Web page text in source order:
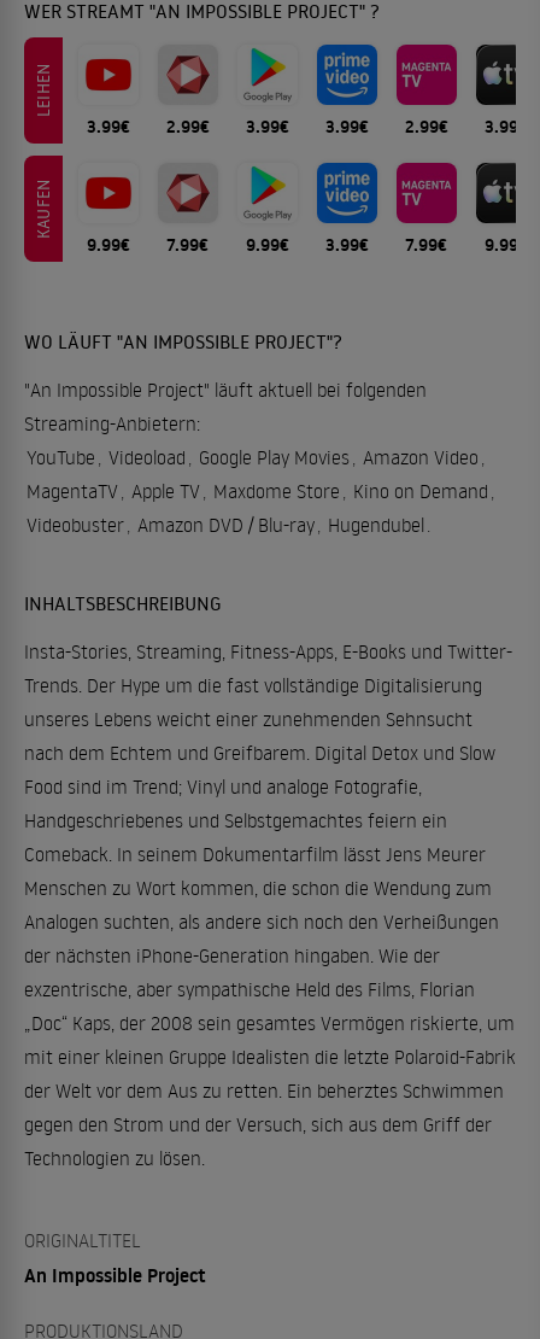
WER STREAMT "AN IMPOSSIBLE PROJECT" ?
LEIHEN
3.99€ 2.99€ 3.99€ 3.99€ 2.99€ 3.99€
KAUFEN
9.99€ 7.99€ 9.99€ 3.99€ 7.99€ 9.99€
WO LÄUFT "AN IMPOSSIBLE PROJECT"?
"An Impossible Project" läuft aktuell bei folgenden
Streaming-Anbietern:
YouTube , Videoload , Google Play Movies, Amazon Video ,
MagentaTV, Apple TV, Maxdome Store , Kino on Demand ,
Videobuster, Amazon DVD / Blu-ray, Hugendubel .
INHALTSBESCHREIBUNG
Insta-Stories, Streaming, Fitness-Apps, E-Books und Twitter-
Trends. Der Hype um die fast vollständige Digitalisierung
unseres Lebens weicht einer zunehmenden Sehnsucht
nach dem Echtem und Greifbarem. Digital Detox und Slow
Food sind im Trend; Vinyl und analoge Fotografie,
Handgeschriebenes und Selbstgemachtes feiern ein
Comeback. In seinem Dokumentarfilm lässt Jens Meurer
Menschen zu Wort kommen, die schon die Wendung zum
Analogen suchten, als andere sich noch den Verheißungen
der nächsten iPhone-Generation hingaben. Wie der
exzentrische, aber sympathische Held des Films, Florian
„Doc“ Kaps, der 2008 sein gesamtes Vermögen riskierte, um
mit einer kleinen Gruppe Idealisten die letzte Polaroid-Fabrik
der Welt vor dem Aus zu retten. Ein beherztes Schwimmen
gegen den Strom und der Versuch, sich aus dem Griff der
Technologien zu lösen.
ORIGINALTITEL
An Impossible Project
PRODUKTIONSLAND